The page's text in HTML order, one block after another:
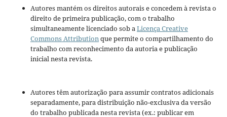
Autores mantém os direitos autorais e concedem à revista o
direito de primeira publicação, com o trabalho
simultaneamente licenciado sob aLicença Creative
Commons Attributionque permite o compartilhamento do
trabalho com reconhecimento da autoria e publicação
inicial nesta revista.
Autores têm autorização para assumir contratos adicionais
separadamente, para distribuição não-exclusiva da versão
do trabalho publicada nesta revista (ex.: publicar em